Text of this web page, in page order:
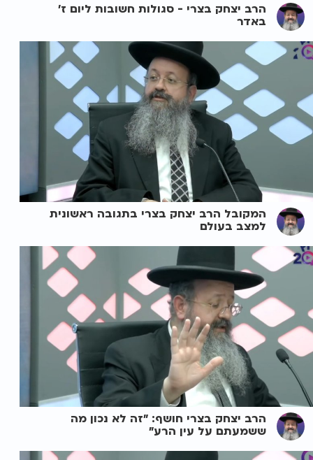
הרב יצחק בצרי - סגולות חשובות ליום ז'
באדר
המקובל הרב יצחק בצרי בתגובה ראשונית
למצב בעולם
הרב יצחק בצרי חושף: "זה לא נכון מה
ששמעתם על עין הרע"